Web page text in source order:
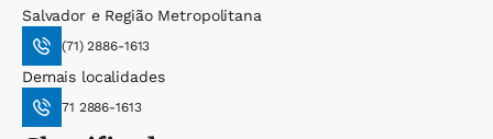
Salvador e Região Metropolitana
(71) 2886-1613
Demais localidades
71 2886-1613